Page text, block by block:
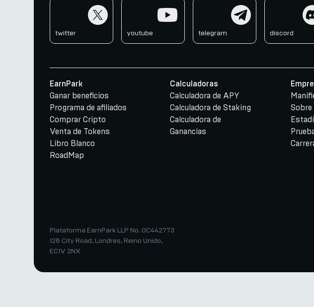
twitter youtube telegram discord
EarnPark
Ganar beneficios
Programa de afiliados
Comprar Cripto
Venta de Tokens
Libro Blanco
RoadMap
Calculadoras
Calculadora de APY
Calculadora de Staking
Calculadora de
Ganancias
Plataforma EarnPark LLP No. OC442773
128 City Road, Londres, Reino Unido,
EC1V 2NX